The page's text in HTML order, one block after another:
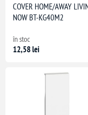
COVER HOME/AWAY
NOW BT-KG40M2
în stoc
12,58 lei